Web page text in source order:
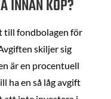
INNAN KÖP?
till fondbolagen för
skiljer sig
är en procentuell
ha en så låg avgift